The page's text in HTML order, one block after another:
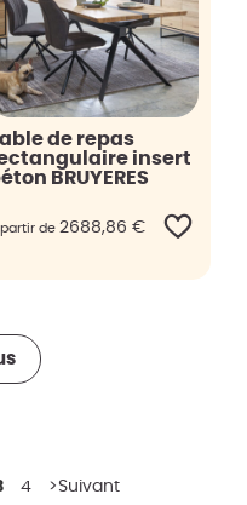
de repas
insert
BRUYERES
de 2688,86 €
4 Suivant